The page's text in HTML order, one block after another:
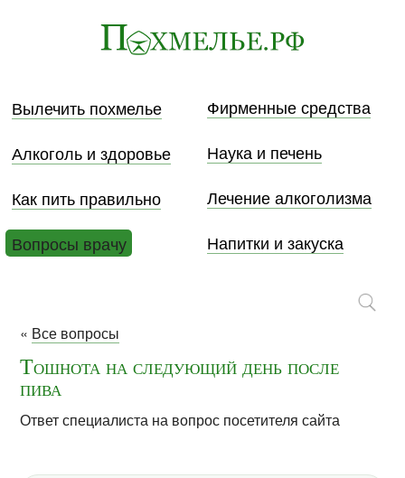
Вылечить похмелье
Фирменные средства
Алкоголь и здоровье
Наука и печень
Как пить правильно
Лечение алкоголизма
Вопросы врачу
Напитки и закуска
« Все вопросы
Тошнота на следующий день после
пива
Ответ специалиста на вопрос посетителя сайта